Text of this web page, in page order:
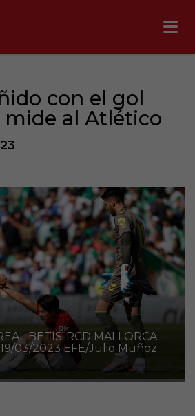
con el gol
mide al Atlético
BETIS-RCD MALLORCA
19/03/2023 EFE/Julio Muñoz